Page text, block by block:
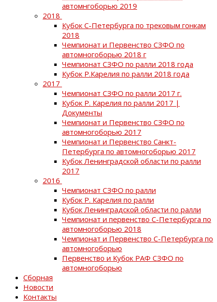
автомнгоборью 2019
2018
Кубок С-Петербурга по трековым гонкам
2018
Чемпионат и Первенство СЗФО по
автомногоборью 2018 г
Чемпионат СЗФО по ралли 2018 года
Кубок Р.Карелия по ралли 2018 года
2017
Чемпионат СЗФО по ралли 2017 г.
Кубок Р. Карелия по ралли 2017 |
Документы
Чемпионат и Первенство СЗФО по
автомногоборью 2017
Чемпионат и Первенство Санкт-
Петербурга по автомногоборью 2017
Кубок Ленинградской области по ралли
2017
2016
Чемпионат СЗФО по ралли
Кубок Р. Карелия по ралли
Кубок Ленинградской области по ралли
Чемпионат и первенство С-Петербурга по
автомногоборью 2018
Чемпионат и Первенство С-Петербурга по
автомногоборью
Первенство и Кубок РАФ СЗФО по
автомногоборью
Сборная
Новости
Контакты